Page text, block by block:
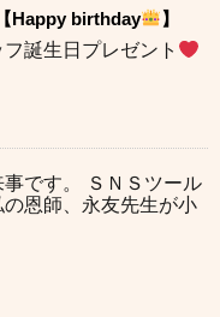
Happy birthday
】
誕生日プレゼント
です。 ＳＮＳツール
恩師、永友先生が小